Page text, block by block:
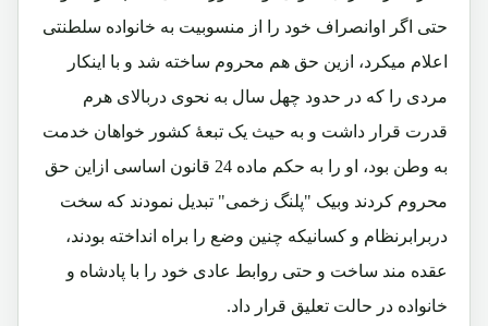
حتی اگر اوانصراف خود را از منسوبیت به خانواده سلطنتی
اعلام میکرد، ازین حق هم محروم ساخته شد و با اینکار
مردی را که در حدود چهل سال به نحوی دربالای هرم
قدرت قرار داشت و به حیث یک تبعۀ کشور خواهان خدمت
به وطن بود، او را به حکم ماده 24 قانون اساسی ازاین حق
محروم کردند وبیک "پلنگ زخمی" تبدیل نمودند که سخت
دربرابرنظام و کسانیکه چنین وضع را براه انداخته بودند،
عقده مند ساخت و حتی روابط عادی خود را با پادشاه و
خانواده در حالت تعلیق قرار داد.